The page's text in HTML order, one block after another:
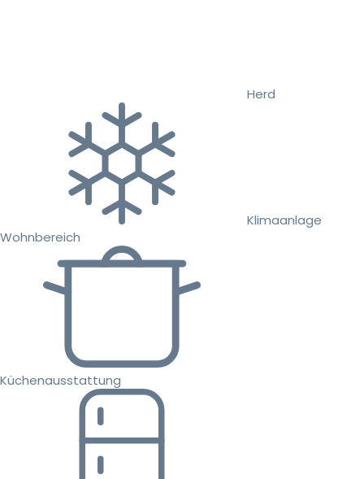
Herd
Klimaanlage
Wohnbereich
Küchenausstattung